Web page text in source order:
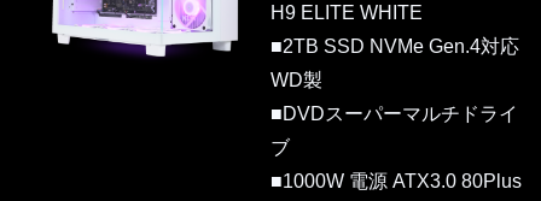
H9 ELITE WHITE
■2TB SSD NVMe Gen.4対応
WD製
■DVDスーパーマルチドライ
ブ
■1000W 電源 ATX3.0 80Plus